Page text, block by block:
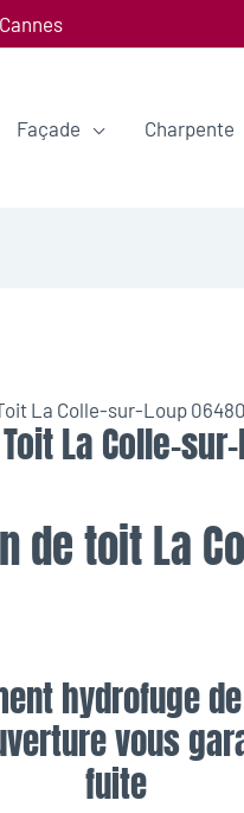
Façade Charpente
La Colle-sur-Loup 06480
La Colle-
de toit La
hydrofuge
vous
fuite